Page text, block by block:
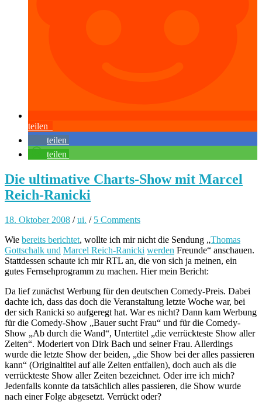
teilen
teilen
teilen
Die ultimative Charts-Show mit Marcel
Reich-Ranicki
18. Oktober 2008 /ui. / 5 Comments
Wie bereits berichtet, wollte ich mir nicht die Sendung „Thomas
Gottschalk und Marcel Reich-Ranicki werden Freunde“ anschauen.
Stattdessen schaute ich mir RTL an, die von sich ja meinen, ein
gutes Fernsehprogramm zu machen. Hier mein Bericht:
Da lief zunächst Werbung für den deutschen Comedy-Preis. Dabei
dachte ich, dass das doch die Veranstaltung letzte Woche war, bei
der sich Ranicki so aufgeregt hat. War es nicht? Dann kam Werbung
für die Comedy-Show „Bauer sucht Frau“ und für die Comedy-
Show „Ab durch die Wand“, Untertitel „die verrückteste Show aller
Zeiten“. Moderiert von Dirk Bach und seiner Frau. Allerdings
wurde die letzte Show der beiden, „die Show bei der alles passieren
kann“ (Originaltitel auf alle Zeiten entfallen), doch auch als die
verrückteste Show aller Zeiten bezeichnet. Oder irre ich mich?
Jedenfalls konnte da tatsächlich alles passieren, die Show wurde
nach einer Folge abgesetzt. Verrückt oder?